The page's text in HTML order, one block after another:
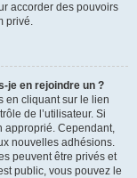
accorder des pouvoirs
privé.
je en rejoindre un ?
en cliquant sur le lien
de l’utilisateur. Si
approprié. Cependant,
nouvelles adhésions.
peuvent être privés et
public, vous pouvez le